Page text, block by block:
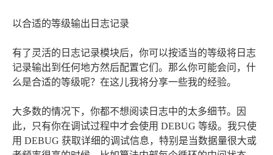
以合适的等级输出日志记录
有了灵活的日志记录模块后，你可以按适当的等级将日志
记录输出到任何地方然后配置它们。那么你可能会问，什
么是合适的等级呢？在这儿我将分享一些我的经验。
大多数的情况下，你都不想阅读日志中的太多细节。因
此，只有你在调试过程中才会使用 DEBUG 等级。我只使
用 DEBUG 获取详细的调试信息，特别是当数据量很大或